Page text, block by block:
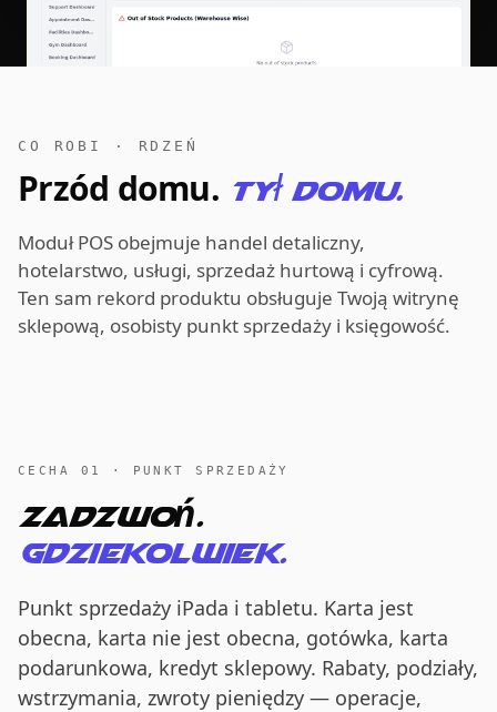
CO ROBI · RDZEŃ
Przód domu. Tył domu.
Moduł POS obejmuje handel detaliczny,
hotelarstwo, usługi, sprzedaż hurtową i cyfrową.
Ten sam rekord produktu obsługuje Twoją witrynę
sklepową, osobisty punkt sprzedaży i księgowość.
CECHA 01 · PUNKT SPRZEDAŻY
Zadzwoń.
Gdziekolwiek.
Punkt sprzedaży iPada i tabletu. Karta jest
obecna, karta nie jest obecna, gotówka, karta
podarunkowa, kredyt sklepowy. Rabaty, podziały,
wstrzymania, zwroty pieniędzy — operacje,